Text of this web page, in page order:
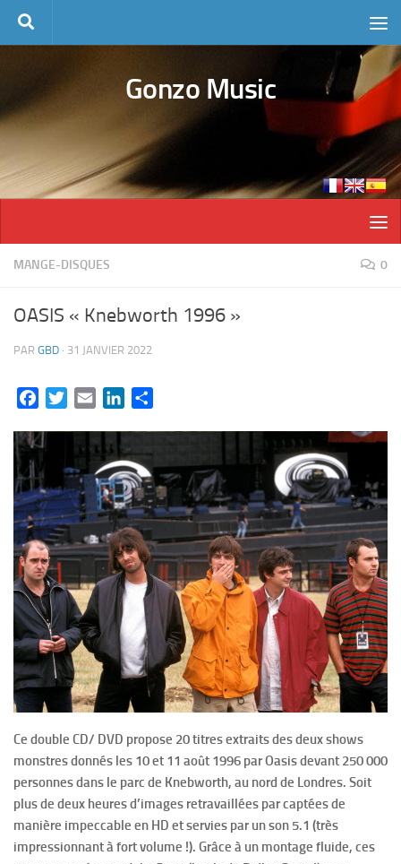
Skip to content
Gonzo Music
MANGE-DISQUES 0
OASIS « Knebworth 1996 »
PAR GBD · 31 JANVIER 2022
FacebookTwitterEmail LinkedIn
Ce double CD/ DVD propose 20 titres extraits des deux shows
monstres donnés les 10 et 11 août 1996 par Oasis devant 250 000
personnes dans le parc de Knebworth, au nord de Londres. Soit
plus de deux heures d’images retravaillées par captées de
manière impeccable en HD et servies par un son 5.1 (très
impressionnant à fort volume !). Grâce à un montage fluide, ces